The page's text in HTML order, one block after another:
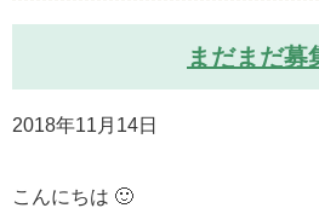
まだまだ募
2018年11月14日
こんにちは 🙂